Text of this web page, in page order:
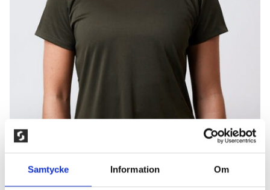
Samtycke Information Om